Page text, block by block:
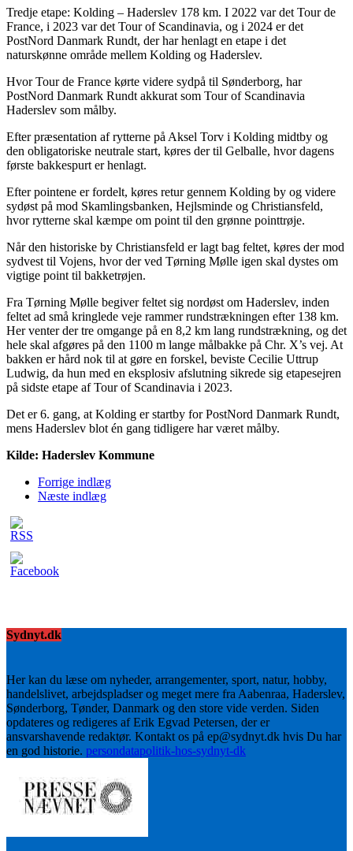
Tredje etape: Kolding – Haderslev 178 km. I 2022 var det Tour de
France, i 2023 var det Tour of Scandinavia, og i 2024 er det
PostNord Danmark Rundt, der har henlagt en etape i det
naturskønne område mellem Kolding og Haderslev.
Hvor Tour de France kørte videre sydpå til Sønderborg, har
PostNord Danmark Rundt akkurat som Tour of Scandinavia
Haderslev som målby.
Efter præsentation af rytterne på Aksel Torv i Kolding midtby og
den obligatoriske neutrale start, køres der til Gelballe, hvor dagens
første bakkespurt er henlagt.
Efter pointene er fordelt, køres retur gennem Kolding by og videre
sydøst på mod Skamlingsbanken, Hejlsminde og Christiansfeld,
hvor rytterne skal kæmpe om point til den grønne pointtrøje.
Når den historiske by Christiansfeld er lagt bag feltet, køres der mod
sydvest til Vojens, hvor der ved Tørning Mølle igen skal dystes om
vigtige point til bakketrøjen.
Fra Tørning Mølle begiver feltet sig nordøst om Haderslev, inden
feltet ad små kringlede veje rammer rundstrækningen efter 138 km.
Her venter der tre omgange på en 8,2 km lang rundstrækning, og det
hele skal afgøres på den 1100 m lange målbakke på Chr. X’s vej. At
bakken er hård nok til at gøre en forskel, beviste Cecilie Uttrup
Ludwig, da hun med en eksplosiv afslutning sikrede sig etapesejren
på sidste etape af Tour of Scandinavia i 2023.
Det er 6. gang, at Kolding er startby for PostNord Danmark Rundt,
mens Haderslev blot én gang tidligere har været målby.
Kilde: Haderslev Kommune
Forrige indlæg
Næste indlæg
Sydnyt.dk
Her kan du læse om nyheder, arrangementer, sport, natur, hobby,
handelslivet, arbejdspladser og meget mere fra Aabenraa, Haderslev,
Sønderborg, Tønder, Danmark og den store vide verden. Siden
opdateres og redigeres af Erik Egvad Petersen, der er
ansvarshavende redaktør. Kontakt os på ep@sydnyt.dk hvis Du har
en god historie. persondatapolitik-hos-sydnyt-dk